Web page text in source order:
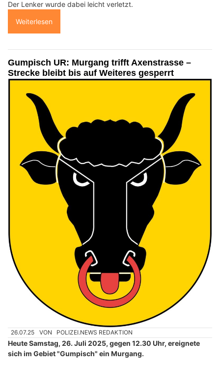
Der Lenker wurde dabei leicht verletzt.
Weiterlesen
Gumpisch UR: Murgang trifft Axenstrasse –
Strecke bleibt bis auf Weiteres gesperrt
26.07.25 VON POLIZEI.NEWS REDAKTION
Heute Samstag, 26. Juli 2025, gegen 12.30 Uhr, ereignete
sich im Gebiet "Gumpisch" ein Murgang.